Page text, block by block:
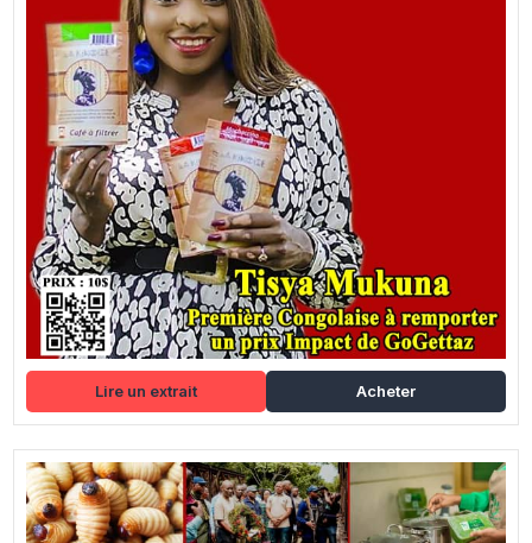
Lire un extrait Acheter